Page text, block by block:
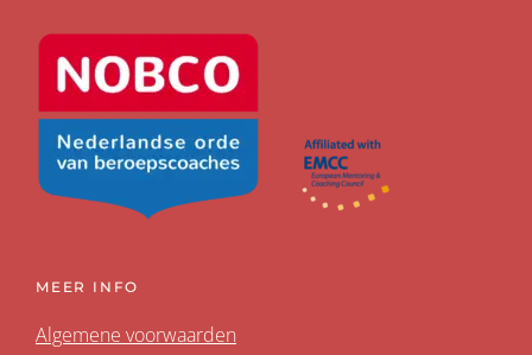
MEER INFO
Algemene voorwaarden